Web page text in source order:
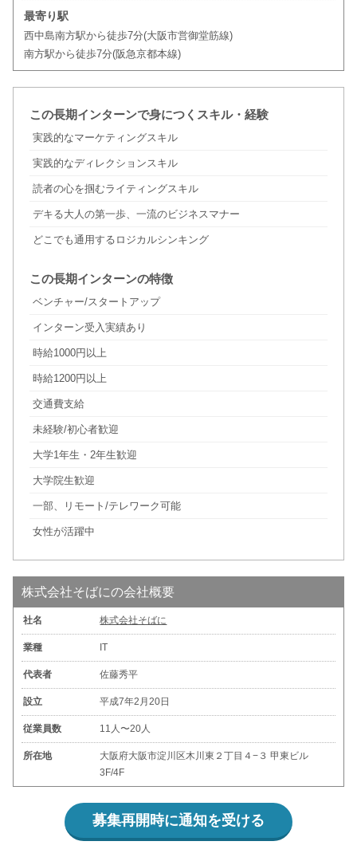
最寄り駅
西中島南方駅から徒歩7分(大阪市営御堂筋線)
南方駅から徒歩7分(阪急京都本線)
この長期インターンで身につくスキル・経験
実践的なマーケティングスキル
実践的なディレクションスキル
読者の心を掴むライティングスキル
デキる大人の第一歩、一流のビジネスマナー
どこでも通用するロジカルシンキング
この長期インターンの特徴
ベンチャー/スタートアップ
インターン受入実績あり
時給1000円以上
時給1200円以上
交通費支給
未経験/初心者歓迎
大学1年生・2年生歓迎
大学院生歓迎
一部、リモート/テレワーク可能
女性が活躍中
株式会社そばにの会社概要
社名 株式会社そばに
業種 IT
代表者 佐藤秀平
設立 平成7年2月20日
従業員数 11人〜20人
所在地
大阪府大阪市淀川区木川東２丁目４−３ 甲東ビル
3F/4F
募集再開時に通知を受ける